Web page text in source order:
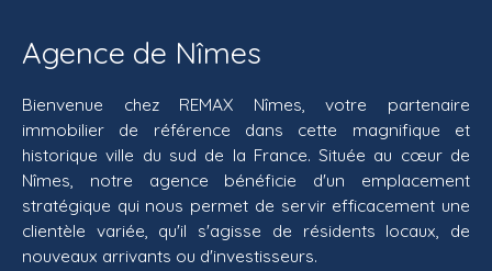
Agence de Nîmes
Bienvenue chez REMAX Nîmes, votre partenaire
immobilier de référence dans cette magnifique et
historique ville du sud de la France. Située au cœur de
Nîmes, notre agence bénéficie d'un emplacement
stratégique qui nous permet de servir efficacement une
clientèle variée, qu'il s'agisse de résidents locaux, de
nouveaux arrivants ou d'investisseurs.